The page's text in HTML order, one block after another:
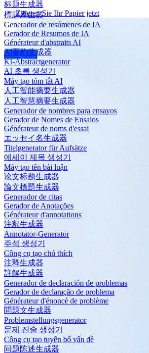
标题生成器
標題產生器
Generador de resúmenes de IA
Gerador de Resumos de IA
Générateur d'abstraits AI
AI要約生成器
KI-Abstractgenerator
AI 초록 생성기
Máy tạo tóm tắt AI
人工智能摘要生成器
人工智慧摘要生成器
Generador de nombres para ensayos
Gerador de Nomes de Ensaios
Générateur de noms d'essai
エッセイ名生成器
Titelgenerator für Aufsätze
에세이 제목 생성기
Máy tạo tên bài luận
论文标题生成器
論文標題生成器
Generador de citas
Gerador de Anotações
Générateur d'annotations
注釈生成器
Annotator-Generator
주석 생성기
Công cụ tạo chú thích
注释生成器
註解生成器
Generador de declaración de problemas
Gerador de declaração de problema
Générateur d'énoncé de problème
問題文生成器
Problemstellungsgenerator
문제 진술 생성기
Công cụ tạo tuyên bố vấn đề
问题陈述生成器
Zitieren Sie Ihr Papier jetzt